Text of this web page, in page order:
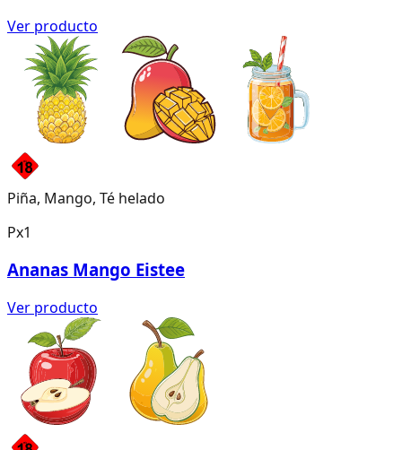
Ver producto
Piña, Mango, Té helado
Px1
Ananas Mango Eistee
Ver producto